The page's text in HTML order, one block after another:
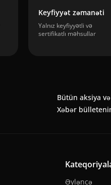
Keyfiyyət zəmanəti
Yalnız keyfiyyətli və
sertifikatlı məhsullar
Bütün aksiya
Xəbər
Əyləncə